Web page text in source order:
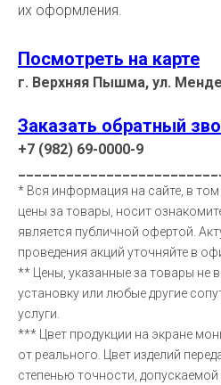
их оформления.
Посмотреть на карте
г. Верхняя Пышма, ул.
Заказать обратный
+7 (982) 69-0000-9
* Вся информация на сайте, в
цены за товары, носит
является публичной офертой.
проведения акций уточняйте в
** Цены, указанные за товары не
установку или любые другие
услуги.
*** Цвет продукции на экране
от реального. Цвет изделий
степенью точности,